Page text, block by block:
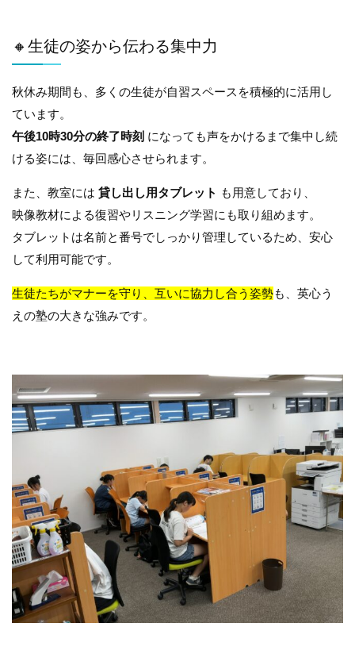
🔸生徒の姿から伝わる集中力
秋休み期間も、多くの生徒が自習スペースを積極的に活用し
ています。
午後10時30分の終了時刻 になっても声をかけるまで集中し続
ける姿には、毎回感心させられます。
また、教室には 貸し出し用タブレット も用意しており、
映像教材による復習やリスニング学習にも取り組めます。
タブレットは名前と番号でしっかり管理しているため、安心
して利用可能です。
生徒たちがマナーを守り、互いに協力し合う姿勢も、英心う
えの塾の大きな強みです。